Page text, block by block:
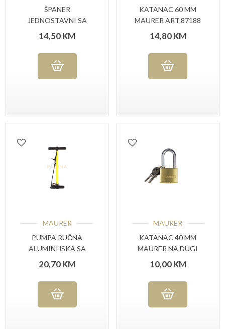
ŠPANER
JEDNOSTAVNI SA
PROTEZAČPM 2/1
14,50KM
KATANAC 60 MM
MAURER ART.87188
14,80KM
MAURER
PUMPA RUČNA
ALUMINIJSKA SA
MANOMETROM
20,70KM
MAURER
KATANAC 40 MM
MAURER NA DUGI
LUK ART.93934
10,00KM